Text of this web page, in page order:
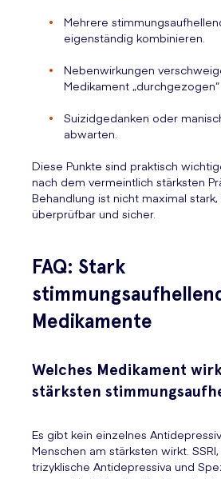
Mehrere
eigenständig kombinieren.
Nebenwirkungen
Medikament
Suizidgedanken oder
abwarten.
Diese Punkte sind praktisch
nach dem vermeintlich stärksten
Behandlung ist nicht maximal
überprüfbar und sicher.
FAQ: Stark
Medikamente
Welches Medikament
stärksten
Es gibt kein einzelnes
Menschen am stärksten wirkt. SSRI,
trizyklische Antidepressiva und